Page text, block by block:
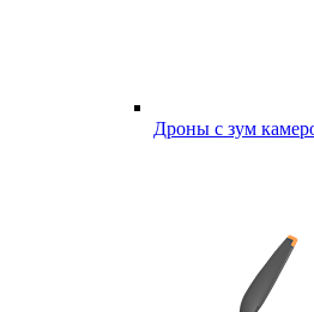
Дроны с зум